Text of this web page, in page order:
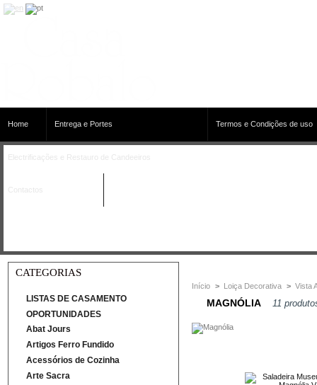
Home Entrega e Portes Termos e Condições de uso
Electrificações e Restauro de Candeeiros
Contactos
CATEGORIAS
LISTAS DE CASAMENTO
OPORTUNIDADES
Abat Jours
Artigos Ferro Fundido
Acessórios de Cozinha
Arte Sacra
Início > Loiça Decorativa > Vista
MAGNÓLIA 11